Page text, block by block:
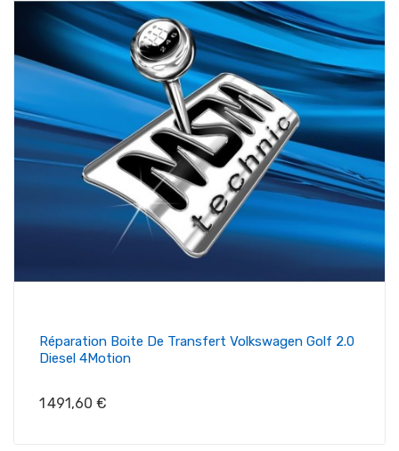
Réparation Boite De Transfert Volkswagen Golf 2.0
Diesel 4Motion
Prix
1 491,60 €